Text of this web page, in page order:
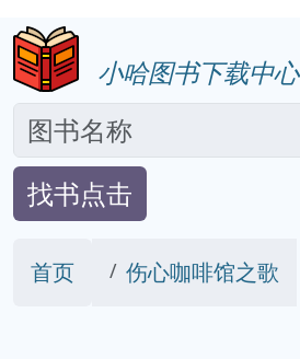
小哈图书下载中心
找书点击
首页 伤心咖啡馆之歌